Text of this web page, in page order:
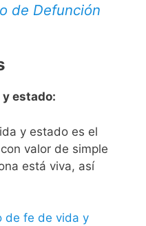
de Defunción
estado:
y estado es el
valor de simple
está viva, así
de fe de vida y